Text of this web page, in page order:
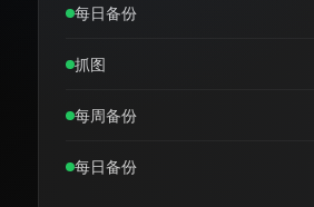
每日备份
抓图
每周备份
每日备份